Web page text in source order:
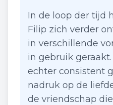
In de loop der tijd
Filip zich verder
in verschillende
in gebruik
echter consistent
nadruk op de
de vriendschap